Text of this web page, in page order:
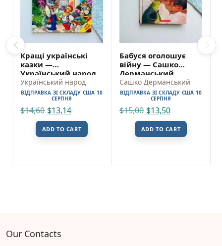
Кращі українські
казки —
Український народ
Український народ
ВІДПРАВКА ЗІ СКЛАДУ США 10
СЕРПНЯ
$14,60 $13,14
ADD TO CART
Бабуся оголошує
війну — Сашко
Дерманський
Сашко Дерманський
ВІДПРАВКА ЗІ СКЛАДУ США 10
СЕРПНЯ
$15,00 $13,50
ADD TO CART
Our Contacts